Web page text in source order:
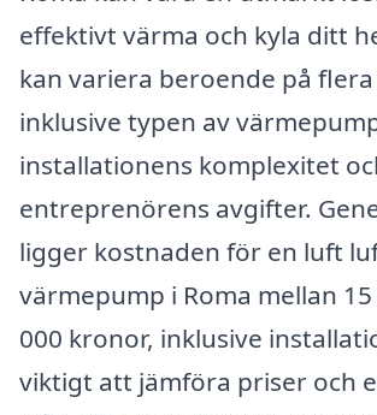
effektivt värma och kyla ditt
kan variera beroende på
inklusive typen av
installationens komplexitet
entreprenörens avgifter.
ligger kostnaden för en luft
värmepump i Roma mellan 15
000 kronor, inklusive
viktigt att jämföra priser och